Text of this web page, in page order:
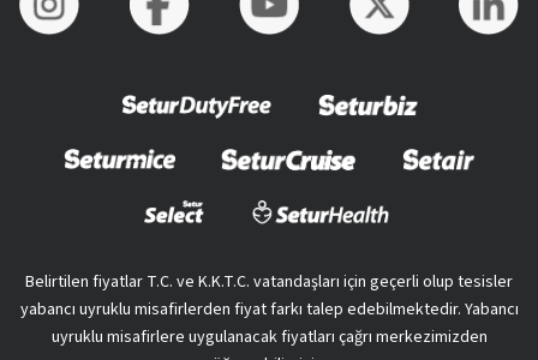
Belirtilen fiyatlar T.C. ve K.K.T.C. vatandaşları için geçerli olup tesisler
yabancı uyruklu misafirlerden fiyat farkı talep edebilmektedir. Yabancı
uyruklu misafirlere uygulanacak fiyatları çağrı merkezimizden